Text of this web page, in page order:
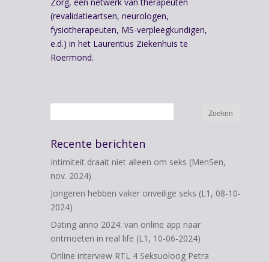
(revalidatieartsen, neurologen,
fysiotherapeuten, MS-verpleegkundigen,
e.d.) in het Laurentius Ziekenhuis te
Roermond.
Recente berichten
Intimiteit draait niet alleen om seks (MenSen,
nov. 2024)
Jongeren hebben vaker onveilige seks (L1, 08-10-
2024)
Dating anno 2024: van online app naar
ontmoeten in real life (L1, 10-06-2024)
Online interview RTL 4 Seksuoloog Petra